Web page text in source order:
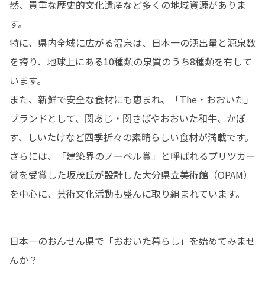
然、貴重な歴史的文化遺産など多くの地域資源がありま
す。
特に、県内全域に広がる温泉は、日本一の湧出量と源泉数
を誇り、地球上にある10種類の泉質のうち8種類を有して
います。
また、新鮮で安全な食材にも恵まれ、「The・おおいた」
ブランドとして、関あじ・関さばやおおいた和牛、かぼ
す、しいたけなど四季折々の素晴らしい食材が満載です。
さらには、「建築界のノーベル賞」と呼ばれるプリツカー
賞を受賞した坂茂氏が設計した大分県立美術館（OPAM）
を中心に、芸術文化活動も盛んに取り組まれています。
日本一のおんせん県で「おおいた暮らし」を始めてみませ
んか？